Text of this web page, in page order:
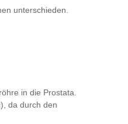
unterschieden.
in die Prostata.
da durch den